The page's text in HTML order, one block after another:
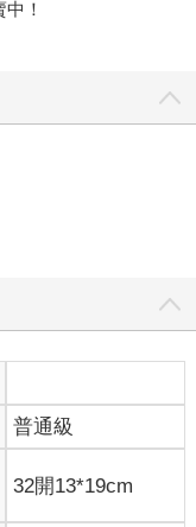
！
普通級
32開13*19cm